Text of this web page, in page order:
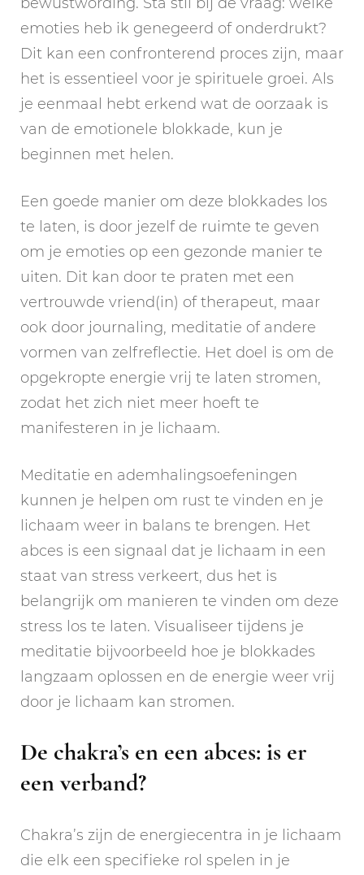
emoties heb ik genegeerd of onderdrukt?
Dit kan een confronterend proces zijn, maar
het is essentieel voor je spirituele groei. Als
je eenmaal hebt erkend wat de oorzaak is
van de emotionele blokkade, kun je
beginnen met helen.
Een goede manier om deze blokkades los
te laten, is door jezelf de ruimte te geven
om je emoties op een gezonde manier te
uiten. Dit kan door te praten met een
vertrouwde vriend(in) of therapeut, maar
ook door journaling, meditatie of andere
vormen van zelfreflectie. Het doel is om de
opgekropte energie vrij te laten stromen,
zodat het zich niet meer hoeft te
manifesteren in je lichaam.
Meditatie en ademhalingsoefeningen
kunnen je helpen om rust te vinden en je
lichaam weer in balans te brengen. Het
abces is een signaal dat je lichaam in een
staat van stress verkeert, dus het is
belangrijk om manieren te vinden om deze
stress los te laten. Visualiseer tijdens je
meditatie bijvoorbeeld hoe je blokkades
langzaam oplossen en de energie weer vrij
door je lichaam kan stromen.
De chakra’s en een abces: is er
een verband?
Chakra’s zijn de energiecentra in je lichaam
die elk een specifieke rol spelen in je